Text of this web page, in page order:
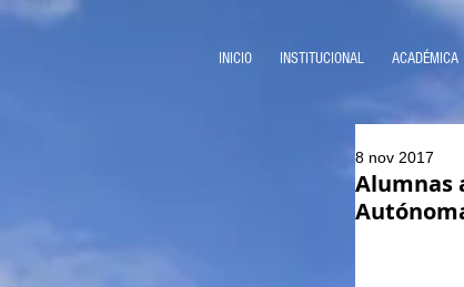
INICIO INSTITUCIONAL ACADÉMICA
Alumnas
8 nov 2017